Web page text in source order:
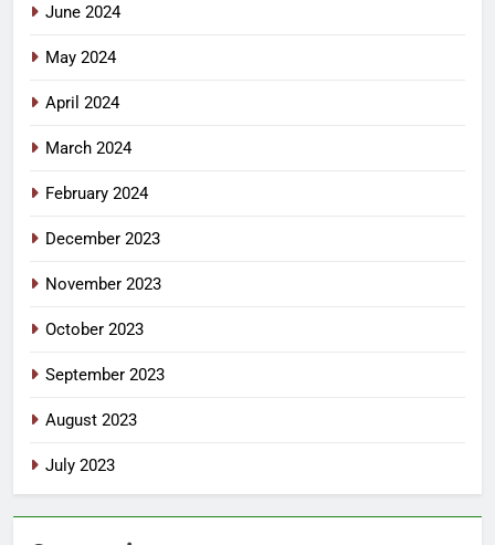
June 2024
May 2024
April 2024
March 2024
February 2024
December 2023
November 2023
October 2023
September 2023
August 2023
July 2023